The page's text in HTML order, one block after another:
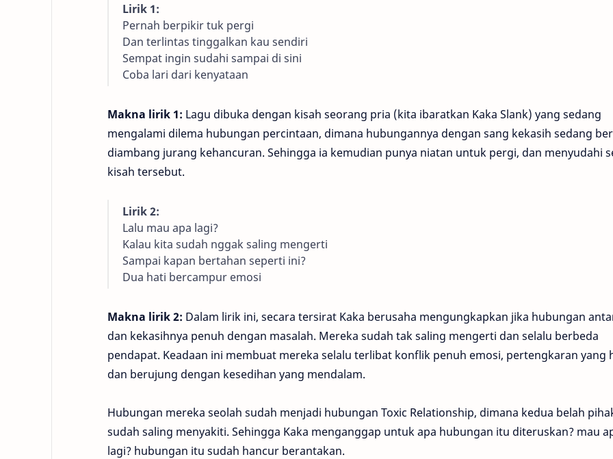
Lirik 1:
Pernah berpikir tuk pergi
Dan terlintas tinggalkan kau sendiri
Sempat ingin sudahi sampai di sini
Coba lari dari kenyataan
Makna lirik 1: Lagu dibuka dengan kisah seorang pria (kita ibaratkan Kaka Slank) yang sedang
mengalami dilema hubungan percintaan, dimana hubungannya dengan sang kekasih sedang
diambang jurang kehancuran. Sehingga ia kemudian punya niatan untuk pergi, dan menyudahi
kisah tersebut.
Lirik 2:
Lalu mau apa lagi?
Kalau kita sudah nggak saling mengerti
Sampai kapan bertahan seperti ini?
Dua hati bercampur emosi
Makna lirik 2: Dalam lirik ini, secara tersirat Kaka berusaha mengungkapkan jika hubungan
dan kekasihnya penuh dengan masalah. Mereka sudah tak saling mengerti dan selalu berbeda
pendapat. Keadaan ini membuat mereka selalu terlibat konflik penuh emosi, pertengkaran yang
dan berujung dengan kesedihan yang mendalam.
Hubungan mereka seolah sudah menjadi hubungan Toxic Relationship, dimana kedua belah
sudah saling menyakiti. Sehingga Kaka menganggap untuk apa hubungan itu diteruskan? mau
lagi? hubungan itu sudah hancur berantakan.